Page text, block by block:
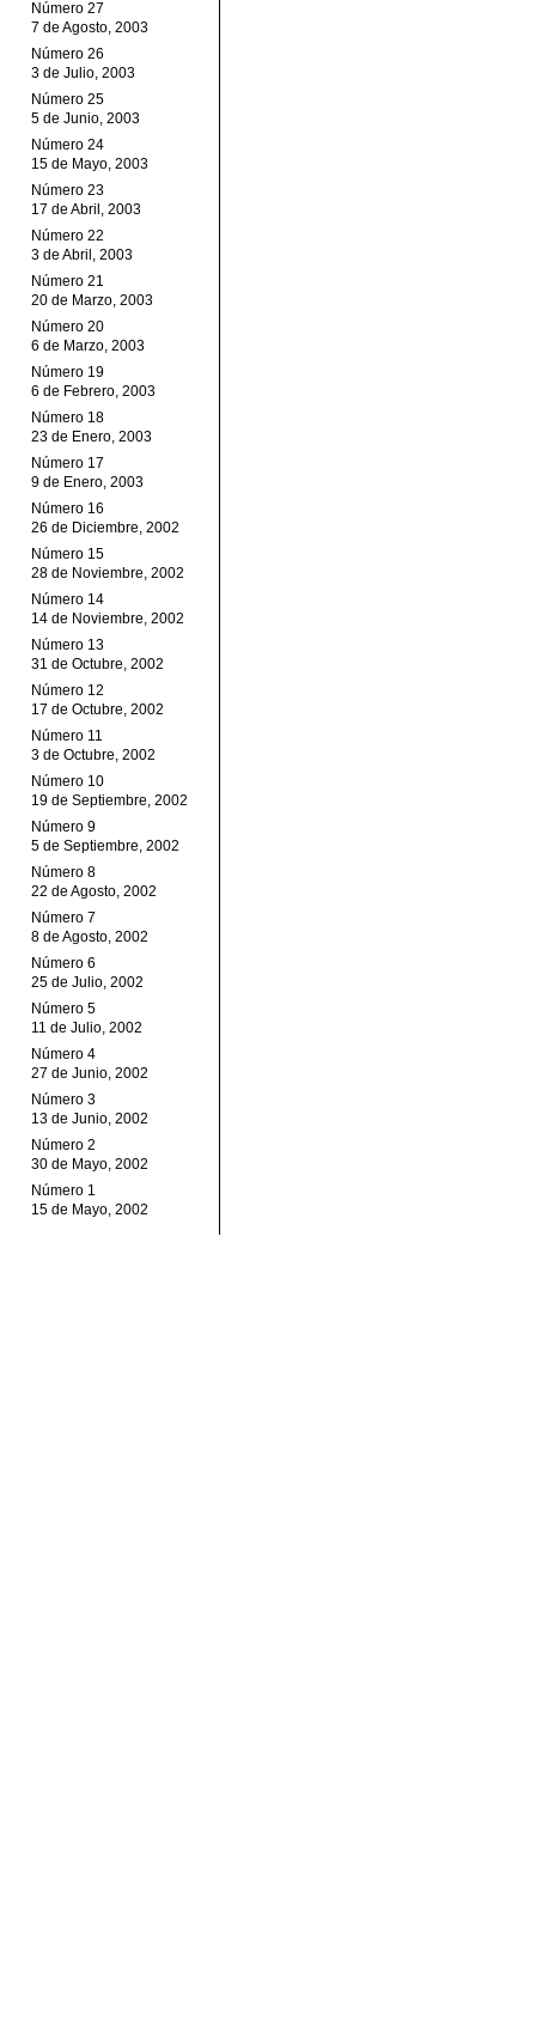
Número 27
7 de Agosto, 2003
Número 26
3 de Julio, 2003
Número 25
5 de Junio, 2003
Número 24
15 de Mayo, 2003
Número 23
17 de Abril, 2003
Número 22
3 de Abril, 2003
Número 21
20 de Marzo, 2003
Número 20
6 de Marzo, 2003
Número 19
6 de Febrero, 2003
Número 18
23 de Enero, 2003
Número 17
9 de Enero, 2003
Número 16
26 de Diciembre, 2002
Número 15
28 de Noviembre, 2002
Número 14
14 de Noviembre, 2002
Número 13
31 de Octubre, 2002
Número 12
17 de Octubre, 2002
Número 11
3 de Octubre, 2002
Número 10
19 de Septiembre, 2002
Número 9
5 de Septiembre, 2002
Número 8
22 de Agosto, 2002
Número 7
8 de Agosto, 2002
Número 6
25 de Julio, 2002
Número 5
11 de Julio, 2002
Número 4
27 de Junio, 2002
Número 3
13 de Junio, 2002
Número 2
30 de Mayo, 2002
Número 1
15 de Mayo, 2002